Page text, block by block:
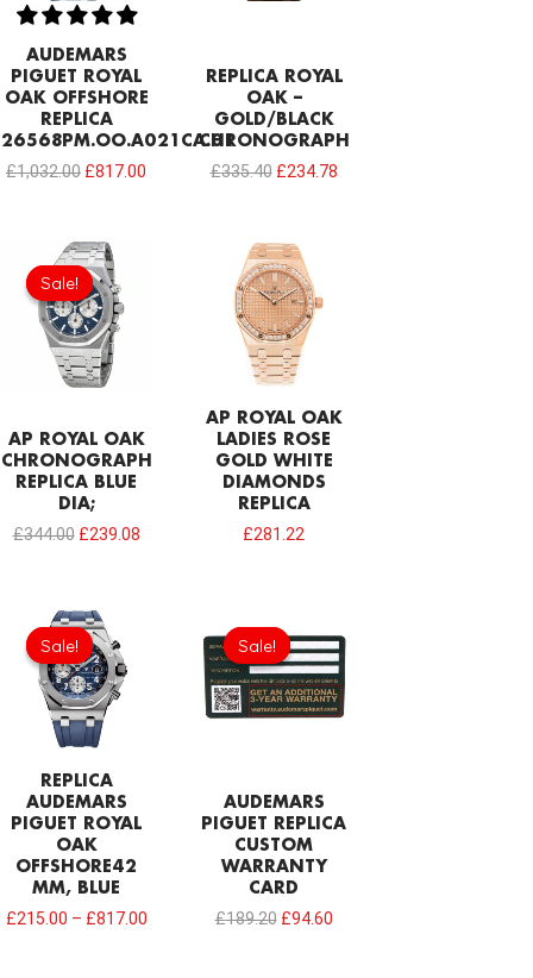
AUDEMARS
PIGUET ROYAL
OAK OFFSHORE
REPLICA
26568PM.OO.A021CA.01
£1,032.00 £817.00
REPLICA ROYAL
OAK –
GOLD/BLACK
CHRONOGRAPH
£335.40 £234.78
Sale!
Sale!
AP ROYAL OAK
CHRONOGRAPH
REPLICA BLUE
DIA;
£344.00
Original
price
was:
£344.00.
£239.08
AP ROYAL OAK
LADIES ROSE
GOLD WHITE
DIAMONDS
REPLICA
£281.22
Sale!
Sale!
REPLICA
AUDEMARS
PIGUET ROYAL
OAK
OFFSHORE42
MM, BLUE
£215.00 – £817.00
Sale!
Sale!
AUDEMARS
PIGUET REPLICA
CUSTOM
WARRANTY
CARD
£189.20
price
was:
£189.20.
£94.60
price
is:
£94.60.